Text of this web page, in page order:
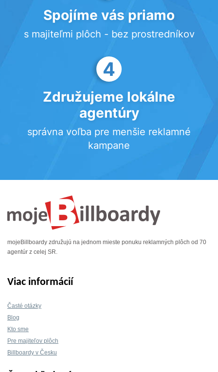
Spojíme vás priamo
s majiteľmi plôch - bez prostredníkov
4
Združujeme lokálne
agentúry
správna voľba pre menšie reklamné
kampane
mojeBillboardy združujú na jednom mieste ponuku reklamných plôch od 70
agentúr z celej SR.
Viac informácií
Časté otázky
Blog
Kto sme
Pre majiteľov plôch
Billboardy v Česku